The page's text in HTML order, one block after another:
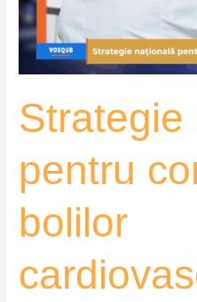
pentru
bolilor
și
cerebrovasculare